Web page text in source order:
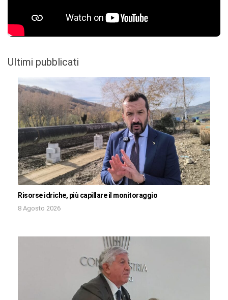
Ultimi pubblicati
Risorse idriche, più capillare il monitoraggio
8 Agosto 2026